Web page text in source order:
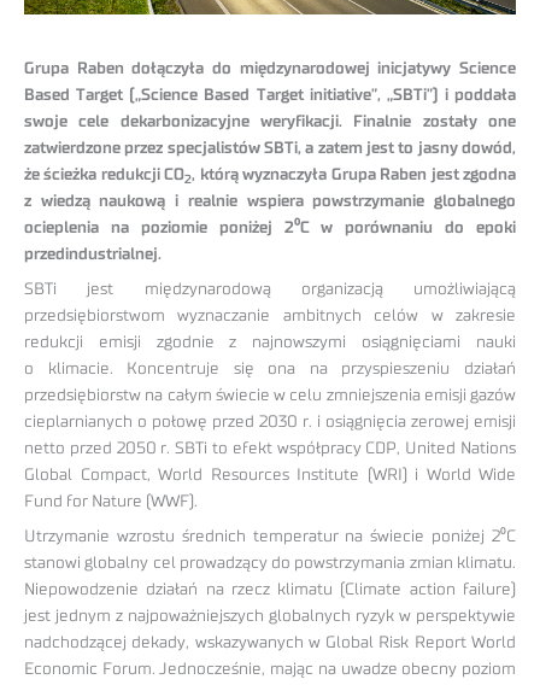
Grupa Raben dołączyła do międzynarodowej inicjatywy Science
Based Target („Science Based Target initiative”, „SBTi”) i poddała
swoje cele dekarbonizacyjne weryfikacji. Finalnie zostały one
zatwierdzone przez specjalistów SBTi, a zatem jest to jasny dowód,
że ścieżka redukcji CO2, którą wyznaczyła Grupa Raben jest zgodna
z wiedzą naukową i realnie wspiera powstrzymanie globalnego
ocieplenia na poziomie poniżej 2⁰C w porównaniu do epoki
przedindustrialnej.
SBTi jest międzynarodową organizacją umożliwiającą
przedsiębiorstwom wyznaczanie ambitnych celów w zakresie
redukcji emisji zgodnie z najnowszymi osiągnięciami nauki
o klimacie. Koncentruje się ona na przyspieszeniu działań
przedsiębiorstw na całym świecie w celu zmniejszenia emisji gazów
cieplarnianych o połowę przed 2030 r. i osiągnięcia zerowej emisji
netto przed 2050 r. SBTi to efekt współpracy CDP, United Nations
Global Compact, World Resources Institute (WRI) i World Wide
Fund for Nature (WWF).
Utrzymanie wzrostu średnich temperatur na świecie poniżej 2⁰C
stanowi globalny cel prowadzący do powstrzymania zmian klimatu.
Niepowodzenie działań na rzecz klimatu (Climate action failure)
jest jednym z najpoważniejszych globalnych ryzyk w perspektywie
nadchodzącej dekady, wskazywanych w Global Risk Report World
Economic Forum. Jednocześnie, mając na uwadze obecny poziom